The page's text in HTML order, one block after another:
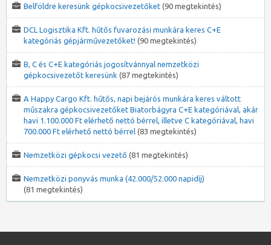
Belföldre keresünk gépkocsivezetőket (90 megtekintés)
DCL Logisztika Kft. hűtős fuvarozási munkára keres C+E
kategóriás gépjárművezetőket! (90 megtekintés)
B, C és C+E kategóriás jogosítvánnyal nemzetközi
gépkocsivezetőt keresünk (87 megtekintés)
A Happy Cargo Kft. hűtős, napi bejárós munkára keres váltott
műszakra gépkocsivezetőket Biatorbágyra C+E kategóriával, akár
havi 1.100.000 Ft elérhető nettó bérrel, illetve C kategóriával, havi
700.000 Ft elérhető nettó bérrel (83 megtekintés)
Nemzetközi gépkocsi vezető (81 megtekintés)
Nemzetközi ponyvás munka (42.000/52.000 napidíj)
(81 megtekintés)